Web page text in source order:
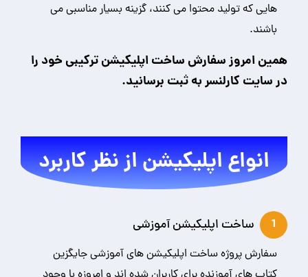
هایی که تولید محتوا می کنند، گزینه بسیار مناسبی می
باشند.
همین امروز سفارش ساخت اپلیکیشن ترکیبی خود را
در سایت کارلنسر به ثبت برسانید.
انواع اپلیکیشن از نظر کاربرد
1 ساخت اپلیکیشن آموزشی
سفارش پروژه ساخت اپلیکیشن های آموزشی جایگزین